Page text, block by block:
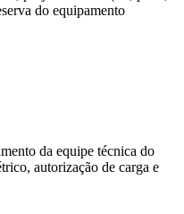
do equipamento
da equipe técnica do
autorização de carga e